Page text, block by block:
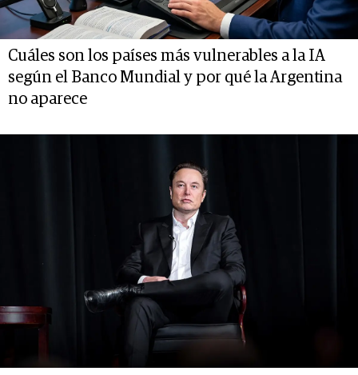
Cuáles son los países más vulnerables a la IA
según el Banco Mundial y por qué la Argentina
no aparece